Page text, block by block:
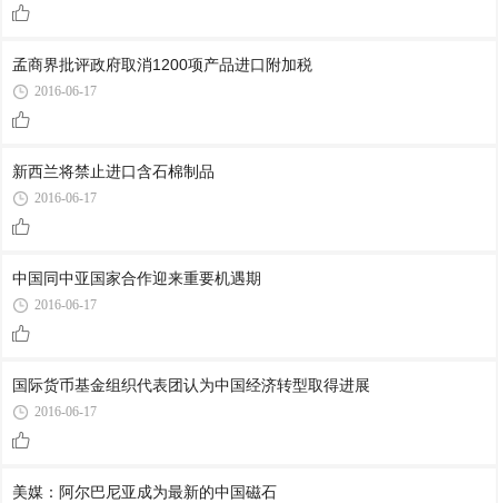
孟商界批评政府取消1200项产品进口附加税
2016-06-17
新西兰将禁止进口含石棉制品
2016-06-17
中国同中亚国家合作迎来重要机遇期
2016-06-17
国际货币基金组织代表团认为中国经济转型取得进展
2016-06-17
美媒：阿尔巴尼亚成为最新的中国磁石